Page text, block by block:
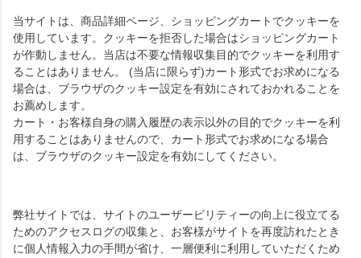
当サイトは、商品詳細ページ、ショッピングカートでクッキーを
使用しています。クッキーを拒否した場合はショッピングカート
が作動しません。当店は不要な情報収集目的でクッキーを利用す
ることはありません。 (当店に限らず)カート形式でお求めになる
場合は、ブラウザのクッキー設定を有効にされておかれることを
お薦めします。
カート・お客様自身の購入履歴の表示以外の目的でクッキーを利
用することはありませんので、カート形式でお求めになる場合
は、ブラウザのクッキー設定を有効にしてください。
弊社サイトでは、サイトのユーザービリティーの向上に役立てる
ためのアクセスログの収集と、お客様がサイトを再度訪れたとき
に個人情報入力の手間が省け、一層便利に利用していただくため